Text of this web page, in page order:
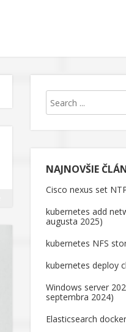
NAJNOVŠIE
Cisco nexus set
kubernetes add
augusta 2025
kubernetes NFS
kubernetes deploy
Windows server
septembra 2024
Elasticsearch